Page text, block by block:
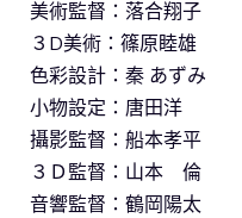
美術監督：落合翔子
３D美術：篠原睦雄
色彩設計：秦 あずみ
小物設定：唐田洋
攝影監督：船本孝平
３Ｄ監督：山本 倫
音響監督：鶴岡陽太